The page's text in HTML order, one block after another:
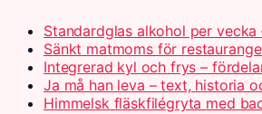
Standardglas alkohol per
Sänkt matmoms för
Integrerad kyl och frys –
Ja må han leva – text, historia
Himmelsk fläskfilégryta med